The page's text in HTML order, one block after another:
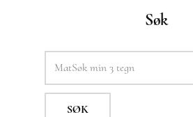
Søk
SØK